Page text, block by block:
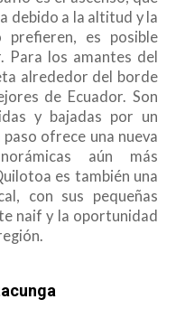
debido a la altitud y la
prefieren, es posible
Para los amantes del
alrededor del borde
de Ecuador. Son
y bajadas por un
ofrece una nueva
aún más
es también una
con sus pequeñas
naif y la oportunidad